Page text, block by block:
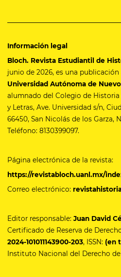
Información legal
Bloch. Revista Estudiantil de
junio de 2026, es una
Universidad Autónoma de
alumnado del Colegio de
y Letras, Ave. Universidad s/n,
66450, San Nicolás de los Garza,
Teléfono: 8130399097.
Página electrónica de la revista:
https://revistabloch.uanl.mx/
Correo electrónico:
Editor responsable: Juan David
Certificado de Reserva de
2024-101011143900-203, ISSN: (en
Instituto Nacional del Derecho